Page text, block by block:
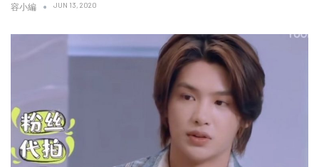
容小編 JUN 13, 2020